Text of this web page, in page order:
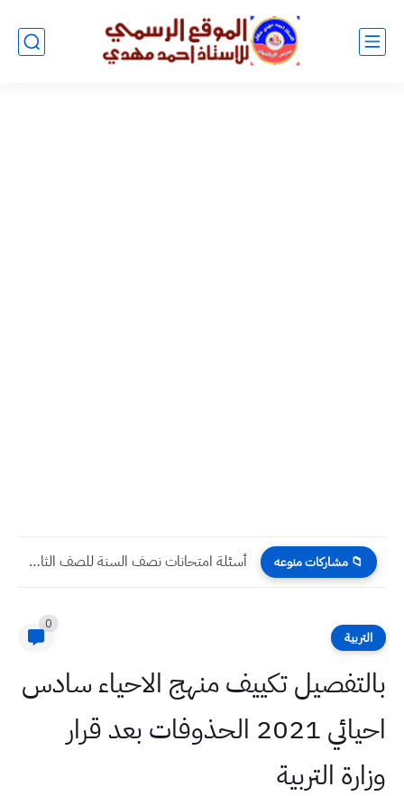
📁 مشاركات منوعه أسئلة امتحانات نصف السنة للصف الثالث المتوسط 2025 جميع المواد...
التربية
0
بالتفصيل تكييف منهج الاحياء سادس
احيائي 2021 الحذوفات بعد قرار
وزارة التربية